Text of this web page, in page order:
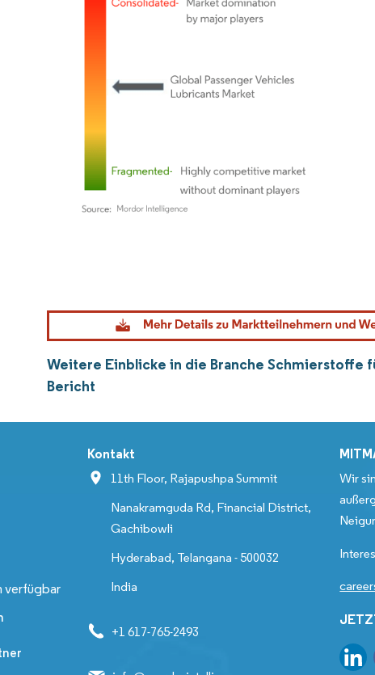
Weitere Einblicke in die Branche Schmierstoffe
Bericht
verfügbar
Kontakt
11th Floor, Rajapushpa Summit
Nanakramguda Rd, Financial District,
Gachibowli
Hyderabad, Telangana - 500032
India
+1 617-765-2493
Wir